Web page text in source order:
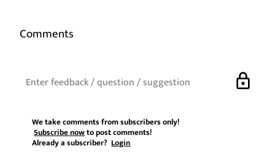
Comments
lock
We take comments from subscribers only!
Subscribe nowto post comments!
Already a subscriber?Login